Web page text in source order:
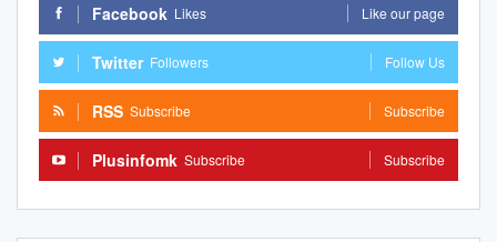
Facebook Likes Like our page
Twitter Followers Follow Us
RSS Subscribe Subscribe
Plusinfomk Subscribe Subscribe